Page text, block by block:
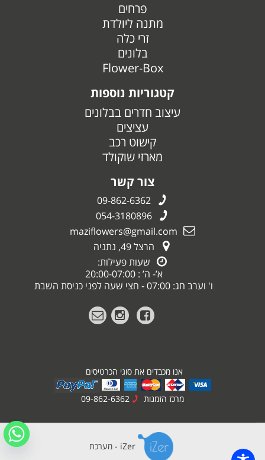
פרחים
מתנה ליולדת
זרי כלה
בלונים
Flower-Box
קטגוריות נוספות
עיצוב חדרים בבלונים
עציצים
קישוט רכב
מארזי שוקולד
צור קשר
09-862-6362
054-3180896
maziflowers@gmail.com
הרצל 49, נתניה
שעות פעילות:
א’- ה’ : 20:00-07:00
ו' וערב חג: 07:00 - חצי שעה לפני כניסת השבת
אנו מכבדים את סוגי הכרטיסים
מרכז הזמנות
iZer - מערכת